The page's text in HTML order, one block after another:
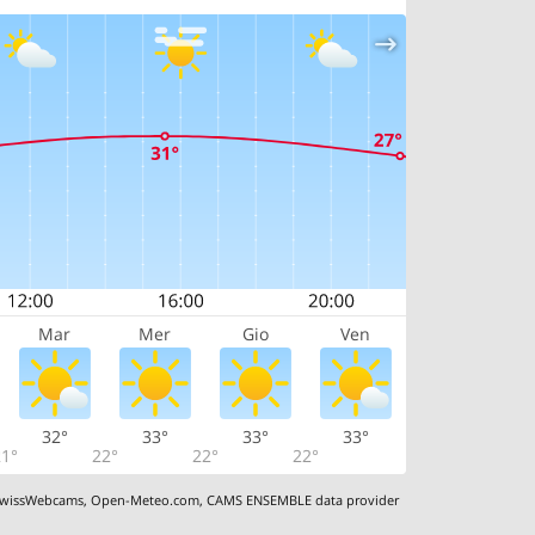
Mar Mer Gio Ven
32°
22°
33°
22°
33°
22°
33°
,Open-Meteo.com,CAMS ENSEMBLE data provider